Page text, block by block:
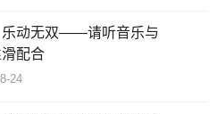
乐动无双——请听音乐与
配合
24